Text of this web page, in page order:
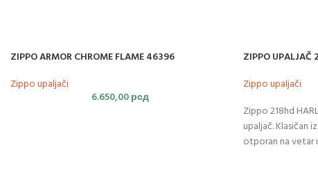
ZIPPO ARMOR CHROME FLAME 46396
Zippo upaljači
6.650,00рсд
ZIPPO UPALJAČ
Zippo upaljači
Zippo 218hd
upaljač. Klasičan
otporan na vetar